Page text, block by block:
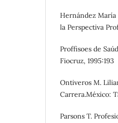
Hernández
la Perspectiva
Proffisoes de
Fiocruz, 1995:193
Ontiveros M.
Carrera.México:
Parsons T.